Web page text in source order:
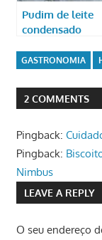
Pudim de leite
condensado
GASTRONOMIA
2 COMMENTS
Pingback:
Pingback:
Nimbus
LEAVE A REPLY
O seu endereço